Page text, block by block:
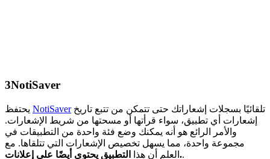
3NotiSaver
NotiSaverتلقائيًا بسجلات إشعاراتك حتى تتمكن من تتبع تاريخ
إشعارات أي تطبيق، سواء قرأتها أو مسحتها من شريط الإشعارات.
والأمر الرائع هو أنه يمكنك وضع فئة واحدة من التطبيقات في
مجموعة واحدة، مما يسهل تخصيص الإشعارات التي تتلقاها. مع
العلم أن هذا التطبيق يحتوي أيضًا على إعلانات..